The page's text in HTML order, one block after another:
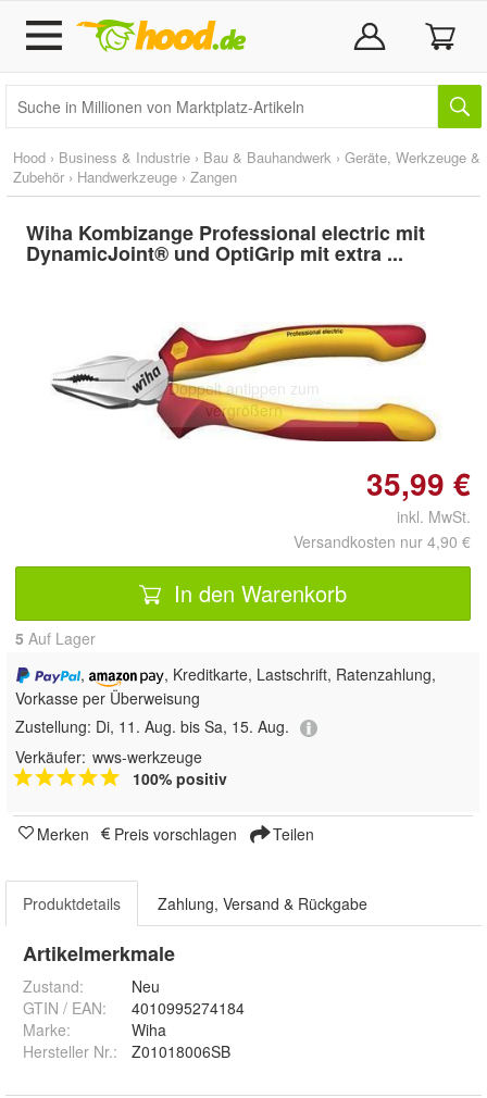
Hood › Business & Industrie › Bau & Bauhandwerk › Geräte, Werkzeuge &
Zubehör › Handwerkzeuge › Zangen
Wiha Kombizange Professional electric mit
DynamicJoint® und OptiGrip mit extra ...
Doppelt antippen zum
vergrößern
35,99 €
inkl. MwSt.
Versandkosten nur 4,90 €
In den Warenkorb
5 Auf Lager
,
, Kreditkarte, Lastschrift, Ratenzahlung,
Vorkasse per Überweisung
Zustellung: Di, 11. Aug. bis Sa, 15. Aug.
Verkäufer: wws-werkzeuge
100% positiv
Merken Preis vorschlagen Teilen
Produktdetails Zahlung, Versand & Rückgabe
Artikelmerkmale
Zustand:
Neu
GTIN / EAN:
4010995274184
Marke:
Wiha
Hersteller Nr.:
Z01018006SB